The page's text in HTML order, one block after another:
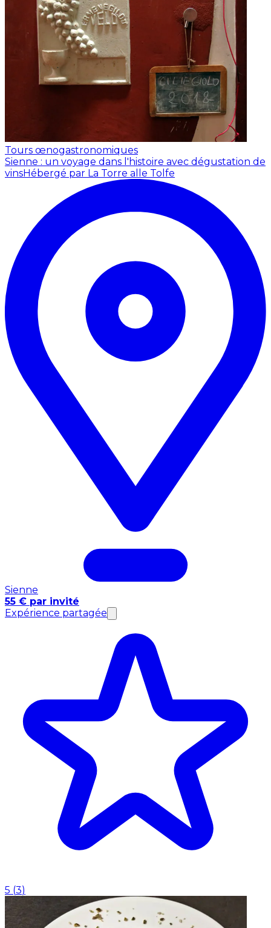
Tours œnogastronomiques
Sienne : un voyage dans l'histoire avec dégustation de
vinsHébergé par La Torre alle Tolfe
Sienne
55 € par invité
Expérience partagée
5 (3)